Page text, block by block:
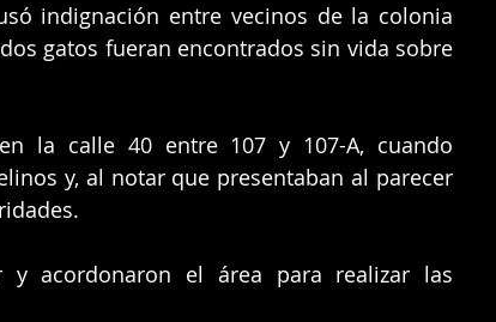
indignación entre vecinos de la colonia
gatos fueran encontrados sin vida sobre
la calle 40 entre 107 y 107-A, cuando
y, al notar que presentaban al parecer
y acordonaron el área para realizar las